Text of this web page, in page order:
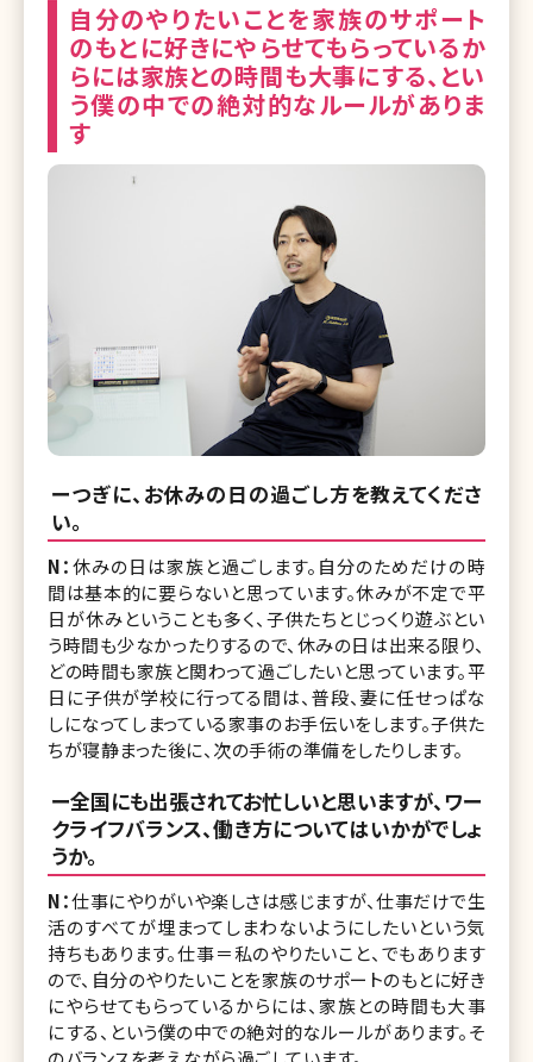
自分のやりたいことを家族のサポート
のもとに好きにやらせてもらっているか
らには家族との時間も大事にする、とい
う僕の中での絶対的なルールがありま
す
ーつぎに、お休みの日の過ごし方を教えてくださ
い。
N：休みの日は家族と過ごします。自分のためだけの時
間は基本的に要らないと思っています。休みが不定で平
日が休みということも多く、子供たちとじっくり遊ぶとい
う時間も少なかったりするので、休みの日は出来る限り、
どの時間も家族と関わって過ごしたいと思っています。平
日に子供が学校に行ってる間は、普段、妻に任せっぱな
しになってしまっている家事のお手伝いをします。子供た
ちが寝静まった後に、次の手術の準備をしたりします。
ー全国にも出張されてお忙しいと思いますが、ワー
クライフバランス、働き方についてはいかがでしょ
うか。
N：仕事にやりがいや楽しさは感じますが、仕事だけで生
活のすべてが埋まってしまわないようにしたいという気
持ちもあります。仕事＝私のやりたいこと、でもあります
ので、自分のやりたいことを家族のサポートのもとに好き
にやらせてもらっているからには、家族との時間も大事
にする、という僕の中での絶対的なルールがあります。そ